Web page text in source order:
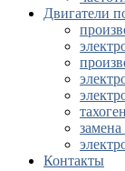
Двигатели
замена
Контакты